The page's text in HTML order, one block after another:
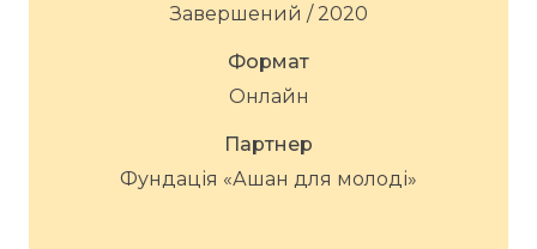
Завершений / 2020
Формат
Онлайн
Партнер
Фундація «Ашан для молоді»